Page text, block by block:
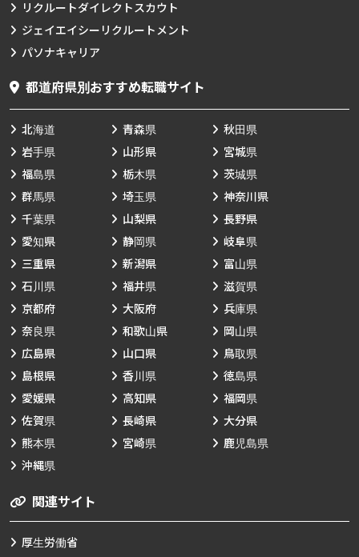
リクルートダイレクトスカウト
ジェイエイシーリクルートメント
パソナキャリア
都道府県別おすすめ転職サイト
北海道 青森県
秋田県
岩手県
山形県
宮城県
福島県
栃木県
茨城県
群馬県
埼玉県
神奈川県
千葉県
山梨県
長野県
愛知県
静岡県
岐阜県
三重県
新潟県
富山県
石川県
福井県
滋賀県
京都府
大阪府
兵庫県
奈良県
和歌山県
岡山県
広島県
山口県
鳥取県
島根県
香川県
徳島県
愛媛県
高知県
福岡県
佐賀県
長崎県
大分県
熊本県
宮崎県
鹿児島県
沖縄県
関連サイト
厚生労働省